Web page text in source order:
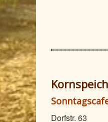
Dorfstr. 63